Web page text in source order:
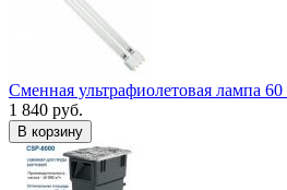
Сменная ультрафиолетовая лампа
1 840 руб.
В корзину